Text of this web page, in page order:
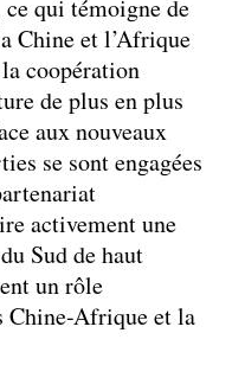
qui témoigne de
Chine et l’Afrique
coopération
de plus en plus
aux nouveaux
se sont engagées
activement une
Sud de haut
un rôle
Chine-Afrique et la